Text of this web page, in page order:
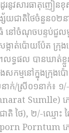
រនូវសារធាតុញៀនខុ
ជាតិថៃចំនួន០២ន
នៅចំណុចបន្ទប់ជួលមួ
កាត់ប៉ោយប៉ែត ក្រុង
ទ្ធផល បានឃាត់ខ្
កម្មនៅក្នុងក្រុងប៉
ាក់/ស្រី០១នាក់៖ ១
Sumlle) ភ
តិ ថៃ), ២/-ឈ្មោះ
Porntum ភ